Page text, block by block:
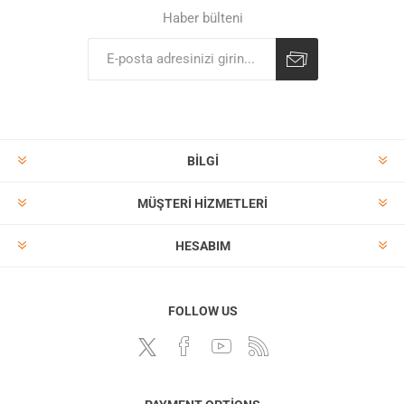
Haber bülteni
BILGI
MÜŞTERI HIZMETLERI
HESABIM
FOLLOW US